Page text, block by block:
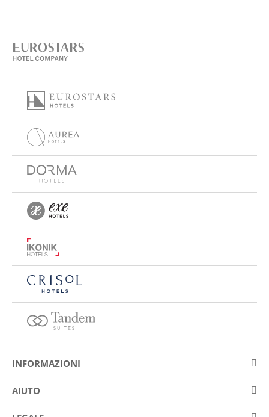
INFORMAZIONI
Su Eurostars Hotel Company
AIUTO
Contattare